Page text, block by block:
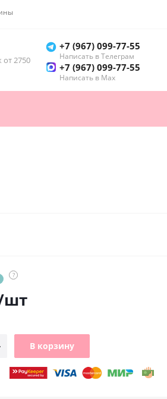
от 2750
+7 (967) 099-77-55
Написать в Телеграм
+7 (967) 099-77-55
Написать в Мах
?
В корзину